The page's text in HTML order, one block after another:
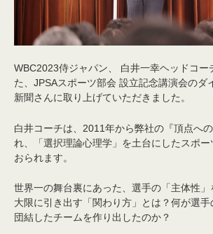
WBC2023侍ジャパン、 白井一幸ヘッドコー
た、 JPSAスポーツ部会 設立記念講演会のダ
新聞さんに取り上げていただきました。
白井コーチは、 2011年から弊社の『頂点へ
れ、
「選択理論心理学」を土台にしたスポ
おられます。
世界一の舞台裏にあった、 選手の「主体性」
大限に引き出す「関わり方」とは？何が選手
団結したチームを作り出したのか？